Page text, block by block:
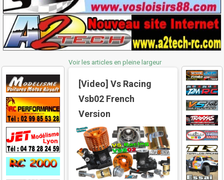
Voir les articles en pleine largeur
[Video] Vs Racing
Vsb02 French
Version